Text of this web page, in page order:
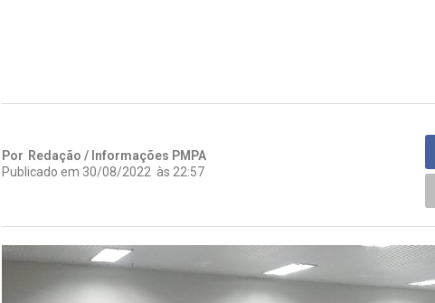
Por Redação / Informações PMPA
Publicado em 30/08/2022 às 22:57